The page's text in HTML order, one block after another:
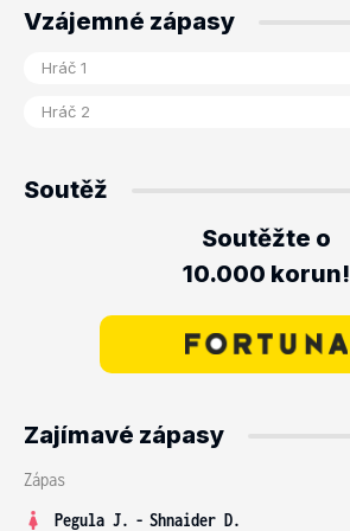
Vzájemné zápasy
Soutěž
Soutěžte o
10.000 korun!
Zajímavé zápasy
Zápas
Pegula J. - Shnaider D.